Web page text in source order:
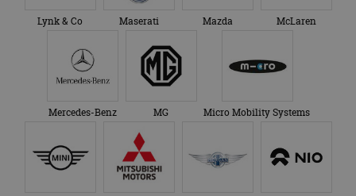
Lynk & Co Maserati Mazda McLaren
Mercedes-Benz MG Micro Mobility Systems